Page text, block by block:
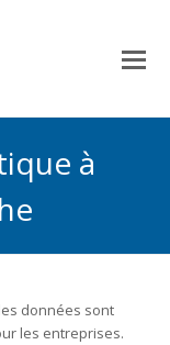
à
données sont
les entreprises.